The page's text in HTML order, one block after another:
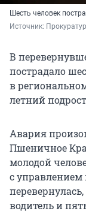
Шесть человек
Источник:
В
пострадало
в
летний
Авария
Пшеничное
молодой
с
водитель и